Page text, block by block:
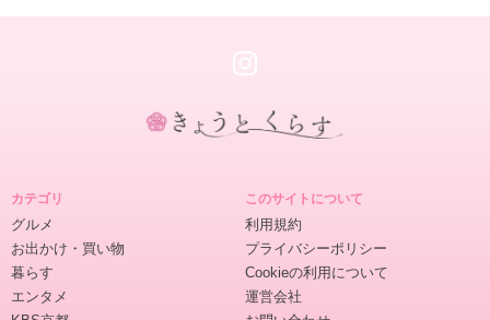
カテゴリ
グルメ
お出かけ・買い物
暮らす
エンタメ
このサイトについて
利用規約
プライバシーポリシー
Cookieの利用について
運営会社